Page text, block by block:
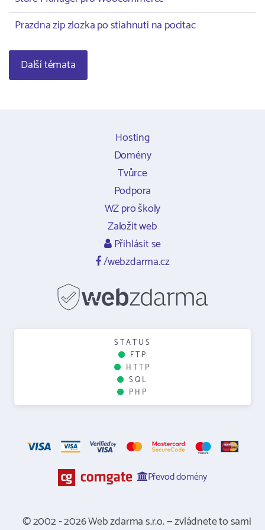
Prazdna zip zlozka po stiahnuti na pocitac
Další témata
Hosting
Domény
Tvůrce
Podpora
WZ pro školy
Založit web
Přihlásit se
/webzdarma.cz
STATUS
FTP
HTTP
SQL
PHP
Převod domény
© 2002 - 2026 Web zdarma s.r.o. — zvládnete to sami